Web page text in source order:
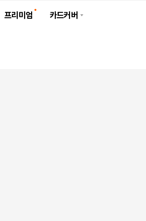
프리미엄 카드커버